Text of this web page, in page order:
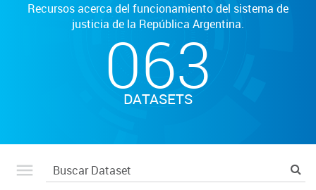
Recursos acerca del funcionamiento del sistema de
justicia de la República Argentina.
063
DATASETS